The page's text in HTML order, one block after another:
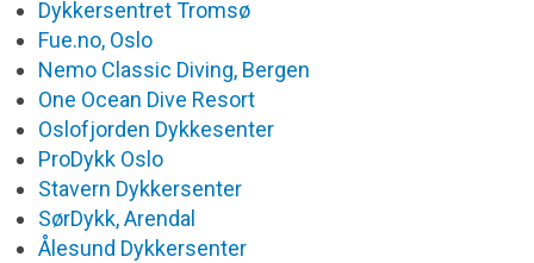
Dykkersentret Tromsø
Fue.no, Oslo
Nemo Classic Diving, Bergen
One Ocean Dive Resort
Oslofjorden Dykkesenter
ProDykk Oslo
Stavern Dykkersenter
SørDykk, Arendal
Ålesund Dykkersenter